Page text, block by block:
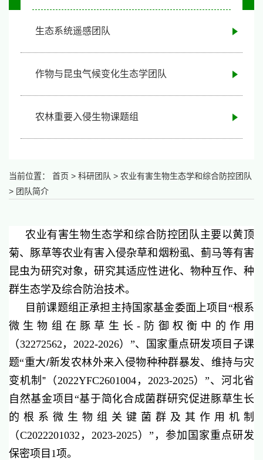
生态系统遥感团队
作物与昆虫气候变化生态学团队
农林重要入侵生物课题组
当前位置： 首页 > 科研团队 > 农业有害生物生态学和综合防控团队
> 团队简介
农业有害生物生态学和综合防控团队主要以黄顶
菊、豚草等农业有害入侵杂草和烟粉虱、蓟马等有害
昆虫为研究对象，研究其适应性进化、物种互作、种
群生态学及综合防治技术。
目前课题组正承担主持国家基金委面上项目 “根系
微生物组在豚草生长-防御权衡中的作用
（32272562 ， 2022-2026） ”、国家重点研发项目子课
题“重大/新发农林外来入侵物种种群暴发、维持与灾
变机制”（2022YFC2601004， 2023-2025）”、河北省
自然基金项目 “基于简化合成菌群研究促进豚草生长
的根系微生物组关键菌群及其作用机制
（C2022201032 ， 2023-2025） ” ，参加国家重点研发
保密项目 1项。